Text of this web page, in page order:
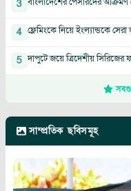
3
4 ফ্লেমিংকে নিয়ে ইংল্যান্ডকে
5 দাপুটে জয়ে ত্রিদেশীয় সিরিজের
সাম্প্রতিক ছবিসমূহ